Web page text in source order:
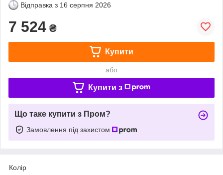
Відправка з 16 серпня 2026
7 524 ₴
Купити
або
Купити з
Що таке купити з Пром?
Замовлення під захистом
Колір